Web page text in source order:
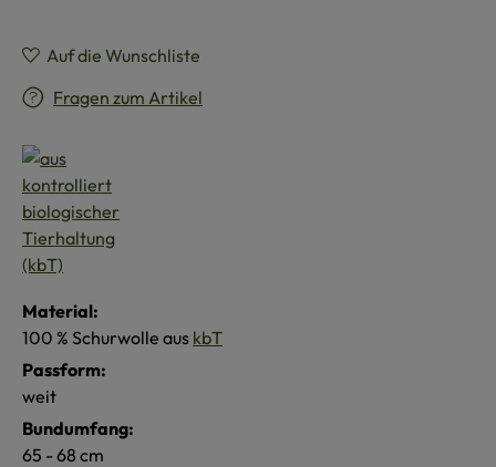
Auf die Wunschliste
Fragen zum Artikel
Material:
100 % Schurwolle aus kbT
Passform:
weit
Bundumfang:
65 - 68 cm